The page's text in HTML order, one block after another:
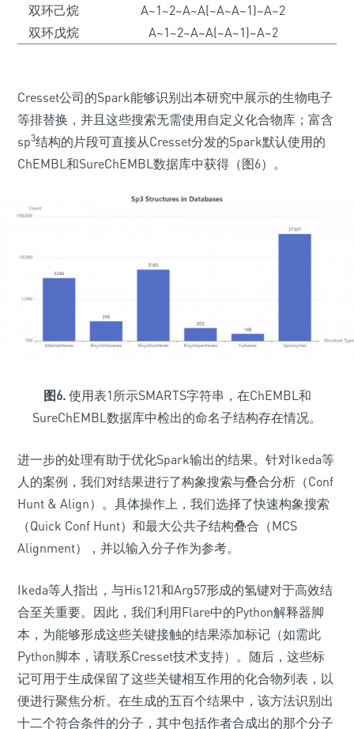
双环己烷
A~1~2~A~A(~A~A~1)~A~2
双环戊烷
A~1~2~A~A(~A~1)~A~2
Cresset公司的Spark能够识别出本研究中展示的生物电子
等排替换，并且这些搜索无需使用自定义化合物库；富含
sp3结构的片段可直接从Cresset分发的Spark默认使用的
ChEMBL和SureChEMBL数据库中获得（图6）。
图6.使用表1所示SMARTS字符串，在ChEMBL和
SureChEMBL数据库中检出的命名子结构存在情况。
进一步的处理有助于优化Spark输出的结果。针对Ikeda等
人的案例，我们对结果进行了构象搜索与叠合分析（Conf
Hunt & Align）。具体操作上，我们选择了快速构象搜索
（Quick Conf Hunt）和最大公共子结构叠合（MCS
Alignment），并以输入分子作为参考。
Ikeda等人指出，与His121和Arg57形成的氢键对于高效结
合至关重要。因此，我们利用Flare中的Python解释器脚
本，为能够形成这些关键接触的结果添加标记（如需此
Python脚本，请联系Cresset技术支持）。随后，这些标
记可用于生成保留了这些关键相互作用的化合物列表，以
便进行聚焦分析。在生成的五百个结果中，该方法识别出
十二个符合条件的分子，其中包括作者合成出的那个分子